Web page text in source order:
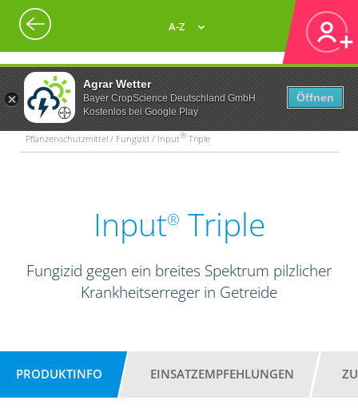
Agrar Wetter
Bayer CropScience Deutschland GmbH
Kostenlos bei Google Play
Öffnen
A-Z
Pflanzenschutzmittel / Fungizid / Input® Triple
Input® Triple
Fungizid gegen ein breites Spektrum pilzlicher
Krankheitserreger in Getreide
PRODUKTINFO EINSATZEMPFEHLUNGEN